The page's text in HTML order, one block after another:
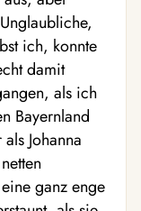
ich, konnte
damit
als ich
Bayernland
Johanna
ganz enge